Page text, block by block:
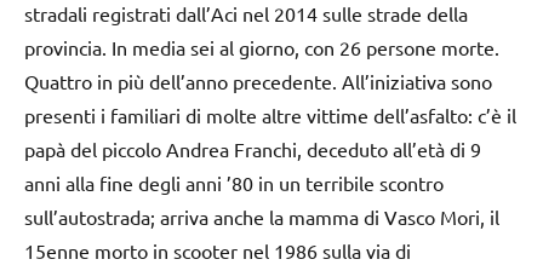
stradali registrati dall’Aci nel 2014 sulle strade della
provincia. In media sei al giorno, con 26 persone morte.
Quattro in più dell’anno precedente. All’iniziativa sono
presenti i familiari di molte altre vittime dell’asfalto: c’è il
papà del piccolo Andrea Franchi, deceduto all’età di 9
anni alla fine degli anni ’80 in un terribile scontro
sull’autostrada; arriva anche la mamma di Vasco Mori, il
15enne morto in scooter nel 1986 sulla via di